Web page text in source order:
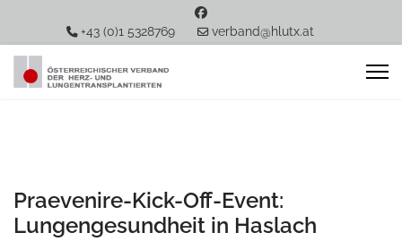
+43 (0)1 5328769 verband@hlutx.at
Praevenire-Kick-Off-Event:
Lungengesundheit in Haslach